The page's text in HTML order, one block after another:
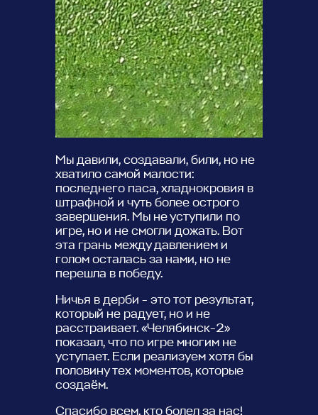
Мы давили, создавали, били, но не
хватило самой малости:
последнего паса, хладнокровия в
штрафной и чуть более острого
завершения. Мы не уступили по
игре, но и не смогли дожать. Вот
эта грань между давлением и
голом осталась за нами, но не
перешла в победу.
Ничья в дерби - это тот результат,
который не радует, но и не
расстраивает. «Челябинск-2»
показал, что по игре многим не
уступает. Если реализуем хотя бы
половину тех моментов, которые
создаём.
Спасибо всем, кто болел за нас!